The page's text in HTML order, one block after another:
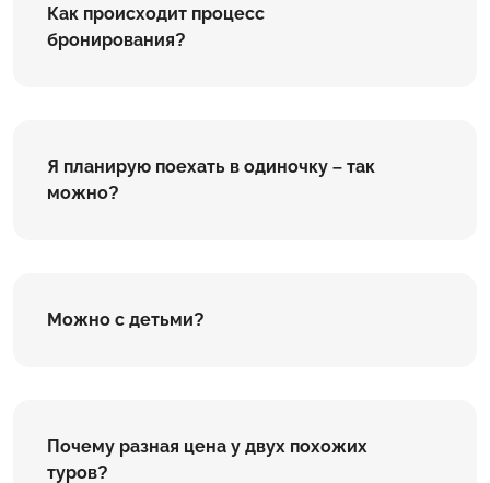
Как происходит процесс
бронирования?
Я планирую поехать в одиночку – так
можно?
Можно с детьми?
Почему разная цена у двух похожих
туров?